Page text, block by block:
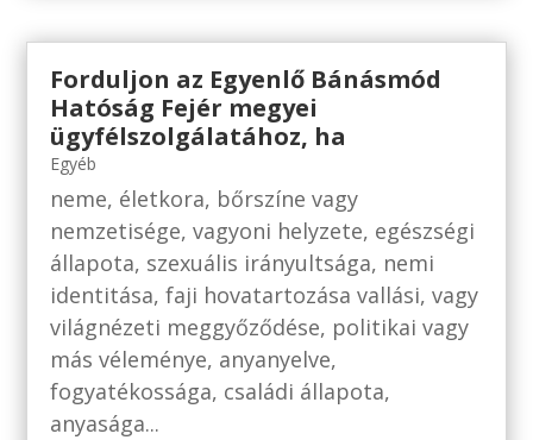
Forduljon az Egyenlő Bánásmód
Hatóság Fejér megyei
ügyfélszolgálatához, ha
Egyéb
neme, életkora, bőrszíne vagy
nemzetisége, vagyoni helyzete, egészségi
állapota, szexuális irányultsága, nemi
identitása, faji hovatartozása vallási, vagy
világnézeti meggyőződése, politikai vagy
más véleménye, anyanyelve,
fogyatékossága, családi állapota,
anyasága...